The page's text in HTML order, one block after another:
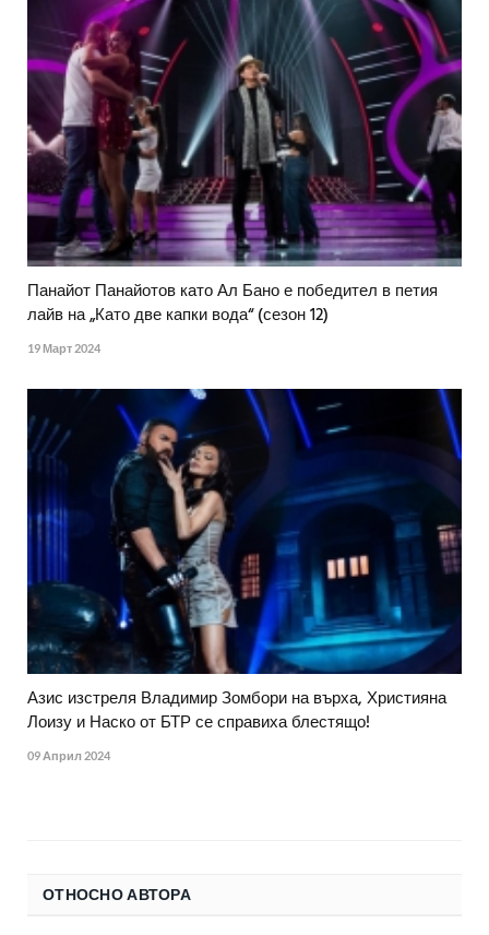
Панайот Панайотов като Ал Бано е победител в петия
лайв на „Като две капки вода“ (сезон 12)
19 Март 2024
Азис изстреля Владимир Зомбори на върха, Християна
Лоизу и Наско от БТР се справиха блестящо!
09 Април 2024
ОТНОСНО АВТОРА